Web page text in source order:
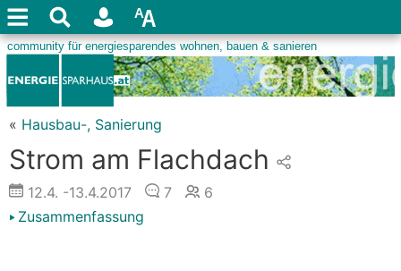
« Hausbau-, Sanierung
Strom am Flachdach
12.4. -13.4.2017 7
6
Zusammenfassung